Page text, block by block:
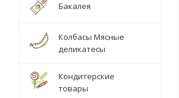
Бакалея
Колбасы Мясные
деликатесы
Кондитерские
товары